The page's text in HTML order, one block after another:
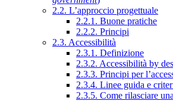
2.2. L’approccio progettuale
2.2.1. Buone pratiche
2.2.2. Principi
2.3. Accessibilità
2.3.1. Definizione
2.3.2. Accessibilità by
2.3.3. Principi per
2.3.4. Linee guida e
2.3.5. Come rilasciare